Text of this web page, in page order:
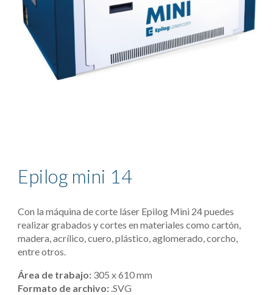
Epilog mini 14
Con la máquina de corte láser Epilog Mini 24 puedes
realizar grabados y cortes en materiales como cartón,
madera, acrílico, cuero, plástico, aglomerado, corcho,
entre otros.
Área de trabajo: 305 x 610 mm
Formato de archivo: .SVG